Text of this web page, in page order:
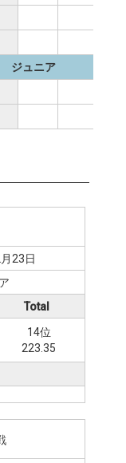
ジュニア
23日
Total
14位
223.35